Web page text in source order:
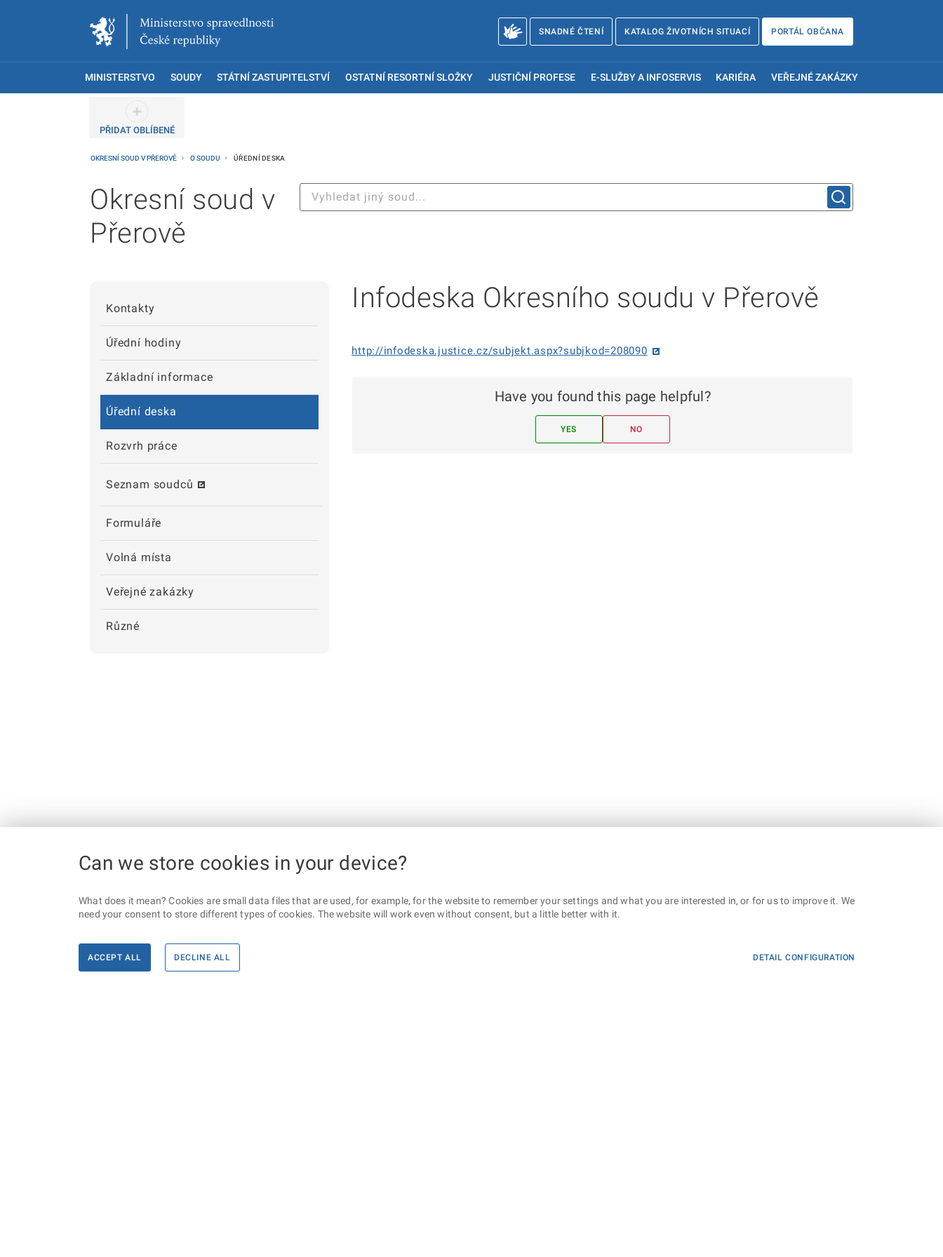
SNADNÉ ČTENÍ KATALOG ŽIVOTNÍCH SITUACÍ PORTÁL OBČANA
MINISTERSTVO SOUDY STÁTNÍ ZASTUPITELSTVÍ OSTATNÍ RESORTNÍ SLOŽKY JUSTIČNÍ PROFESE E-SLUŽBY A INFOSERVIS KARIÉRA VEŘEJNÉ ZAKÁZKY
PŘIDAT OBLÍBENÉ
OKRESNÍ SOUD V PŘEROVĚ O SOUDU ÚŘEDNÍ DESKA
Okresní soud v
Přerově
Kontakty
Úřední hodiny
Základní informace
Úřední deska
Rozvrh práce
Seznam soudců
Formuláře
Volná místa
Veřejné zakázky
Různé
Infodeska Okresního soudu v Přerově
http://infodeska.justice.cz/subjekt.aspx?subjkod=208090
Have you found this page helpful?
YES NO
Can we store cookies in your device?
What does it mean? Cookies are small data files that are used, for example, for the website to remember your settings and what you are interested in, or for us to improve it. We
need your consent to store different types of cookies. The website will work even without consent, but a little better with it.
ACCEPT ALL DECLINE ALL DETAIL CONFIGURATION